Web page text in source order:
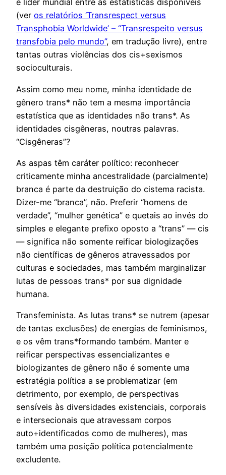
é líder mundial entre as estatísticas disponíveis
(ver os relatórios ‘Transrespect versus
Transphobia Worldwide’ – “Transrespeito versus
transfobia pelo mundo”, em tradução livre), entre
tantas outras violências dos cis+sexismos
socioculturais.
Assim como meu nome, minha identidade de
gênero trans* não tem a mesma importância
estatística que as identidades não trans*. As
identidades cisgêneras, noutras palavras.
“Cisgêneras”?
As aspas têm caráter político: reconhecer
criticamente minha ancestralidade (parcialmente)
branca é parte da destruição do cistema racista.
Dizer-me “branca”, não. Preferir “homens de
verdade”, “mulher genética” e quetais ao invés do
simples e elegante prefixo oposto a “trans” — cis
— significa não somente reificar biologizações
não científicas de gêneros atravessados por
culturas e sociedades, mas também marginalizar
lutas de pessoas trans* por sua dignidade
humana.
Transfeminista. As lutas trans* se nutrem (apesar
de tantas exclusões) de energias de feminismos,
e os vêm trans*formando também. Manter e
reificar perspectivas essencializantes e
biologizantes de gênero não é somente uma
estratégia política a se problematizar (em
detrimento, por exemplo, de perspectivas
sensíveis às diversidades existenciais, corporais
e intersecionais que atravessam corpos
auto+identificados como de mulheres), mas
também uma posição política potencialmente
excludente.